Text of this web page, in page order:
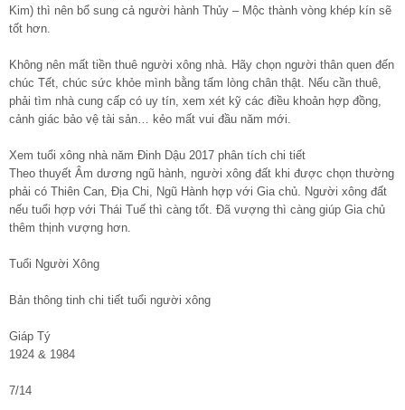
Kim) thì nên bổ sung cả người hành Thủy – Mộc thành vòng khép kín sẽ
tốt hơn.
Không nên mất tiền thuê người xông nhà. Hãy chọn người thân quen đến
chúc Tết, chúc sức khỏe mình bằng tấm lòng chân thật. Nếu cần thuê,
phải tìm nhà cung cấp có uy tín, xem xét kỹ các điều khoản hợp đồng,
cảnh giác bảo vệ tài sản… kẻo mất vui đầu năm mới.
Xem tuổi xông nhà năm Đinh Dậu 2017 phân tích chi tiết
Theo thuyết Âm dương ngũ hành, người xông đất khi được chọn thường
phải có Thiên Can, Địa Chi, Ngũ Hành hợp với Gia chủ. Người xông đất
nếu tuổi hợp với Thái Tuế thì càng tốt. Đã vượng thì càng giúp Gia chủ
thêm thịnh vượng hơn.
Tuổi Người Xông
Bản thông tinh chi tiết tuổi người xông
Giáp Tý
1924 & 1984
7/14